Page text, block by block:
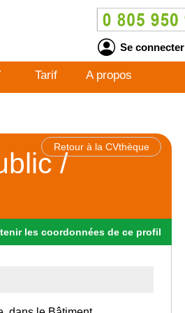
Se connecter
Tarif A propos
Retour à la CVthèque
/
les coordonnées de ce profil